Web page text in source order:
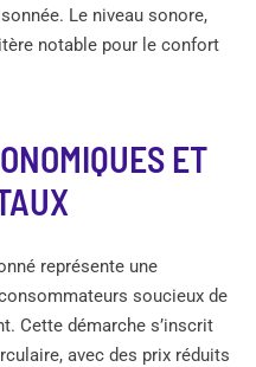
Le niveau sonore,
notable pour le confort
ET
représente une
soucieux de
Cette démarche s’inscrit
avec des prix réduits